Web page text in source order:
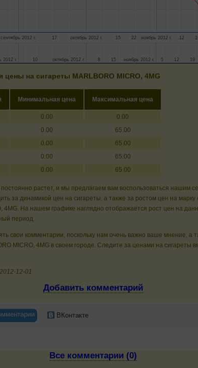
сентябрь 2012 г. октябрь 2012 г. ноябрь 2012 г.
17 15 22 12
2012 г.
2012 г. октябрь 2012 г.
октябрь 2012 г. ноябрь 2012 г.
ноябрь 2012 г.
10
10 8
8 15
15 5
5 12
12 19
19
цены на сигареты MARLBORO MICRO, 4MG
Минимальная цена Максимальная цена
0.00
0.00
0.00
65.00
0.00
65.00
0.00
65.00
0.00 65.00
растет, и мы предлагаем вам воспользоваться нашим
за динамикой цен на сигареты, а также за ростом цен на марку
4MG. На нашем графике наглядно отображается рост цен на
период.
свои комментарии, поскольку нам очень важно ваше мнение, а
MICRO, 4MG в своем городе. Следите за ценами на сигареты
12-01
Добавить комментарий
ВКонтакте
Все комментарии (0)